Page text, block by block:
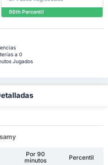
86th Percentil
a 0
Jugados
Por 90
minutos
Percentil